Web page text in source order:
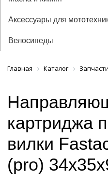
Аксессуары для
Велосипеды
Главная Каталог Запчасти
картриджа
вилки
(pro)